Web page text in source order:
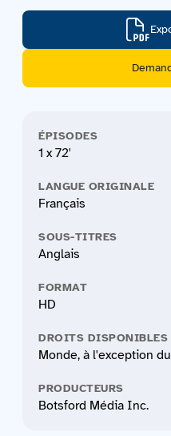
ÉPISODES
1 x 72'
LANGUE ORIGINALE
Français
SOUS-TITRES
Anglais
FORMAT
HD
DROITS DISPONIBLES
Monde, à l'exception
PRODUCTEURS
Botsford Média Inc.